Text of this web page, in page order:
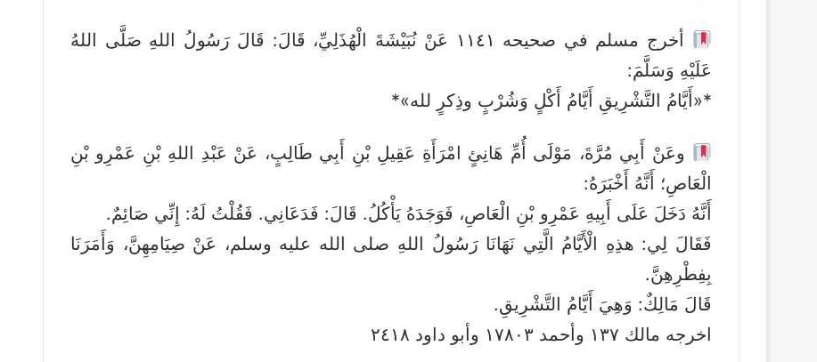
أخرج مسلم في صحيحه ١١٤١ عَنْ نُبَيْشَةَ الْهُذَلِيِّ، قَالَ: قَالَ رَسُولُ اللهِ صَلَّى اللهُ
عَلَيْهِ وَسَلَّمَ:
*«أَيَّامُ التَّشْرِيقِ أَيَّامُ أَكْلٍ وَشُرْبٍ وذِكرٍ لله»*
وعَنْ أَبِي مُرَّةَ، مَوْلَى أُمِّ هَانِئٍ امْرَأَةِ عَقِيلِ بْنِ أَبِي طَالِبٍ، عَنْ عَبْدِ اللهِ بْنِ عَمْرِو بْنِ
الْعَاصِ؛ أَنَّهُ أَخْبَرَهُ:
أَنَّهُ دَخَلَ عَلَى أَبِيهِ عَمْرِو بْنِ الْعَاصِ، فَوَجَدَهُ يَأْكُلُ. قَالَ: فَدَعَانِي. فَقُلْتُ لَهُ: إِنِّي صَائِمٌ.
فَقَالَ لِي: هذِهِ الْأَيَّامُ الَّتِي نَهَانَا رَسُولُ اللهِ صلى الله عليه وسلم، عَنْ صِيَامِهِنَّ، وَأَمَرَنَا
بِفِطْرِهِنَّ.
قَالَ مَالِكٌ: وَهِيَ أَيَّامُ التَّشْرِيقِ.
اخرجه مالك ١٣٧ وأحمد ١٧٨٠٣ وأبو داود ٢٤١٨